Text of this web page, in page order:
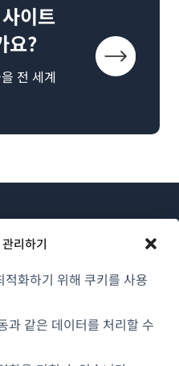
리하기
화하기 위해 쿠키를 사용
과 같은 데이터를 처리할 수
이트
요?
전 세계
소개
보 처리방침